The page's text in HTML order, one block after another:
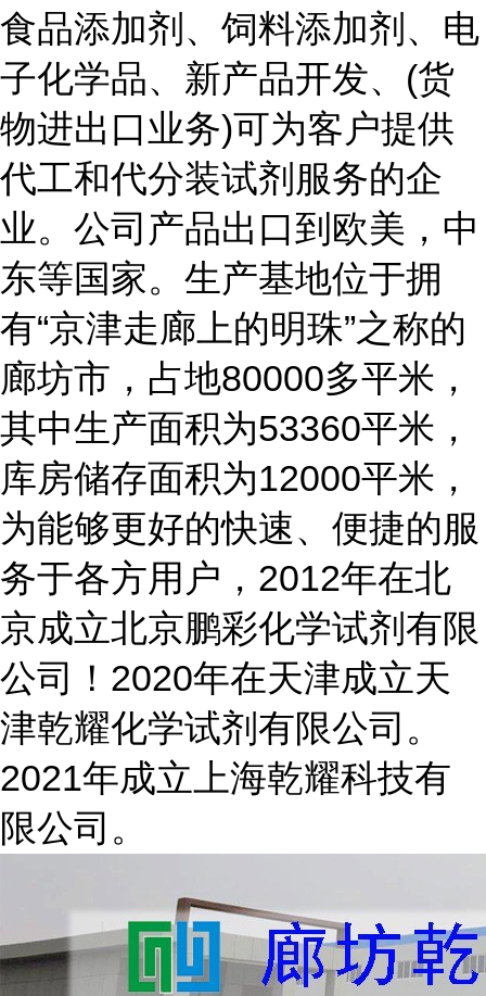
食品添加剂、饲料添加剂、电
子化学品、新产品开发、(货
物进出口业务)可为客户提供
代工和代分装试剂服务的企
业。公司产品出口到欧美，中
东等国家。生产基地位于拥
有“京津走廊上的明珠”之称的
廊坊市，占地80000多平米，
其中生产面积为53360平米，
库房储存面积为12000平米，
为能够更好的快速、便捷的服
务于各方用户，2012年在北
京成立北京鹏彩化学试剂有限
公司！2020年在天津成立天
津乾耀化学试剂有限公司。
2021年成立上海乾耀科技有
限公司。